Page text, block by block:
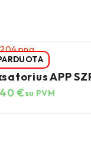
APP
€su PVM